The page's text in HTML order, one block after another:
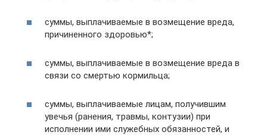
суммы, выплачиваемые в возмещение вреда,
причиненного здоровью*;
суммы, выплачиваемые в возмещение вреда в
связи со смертью кормильца;
суммы, выплачиваемые лицам, получившим
увечья (ранения, травмы, контузии) при
исполнении ими служебных обязанностей, и